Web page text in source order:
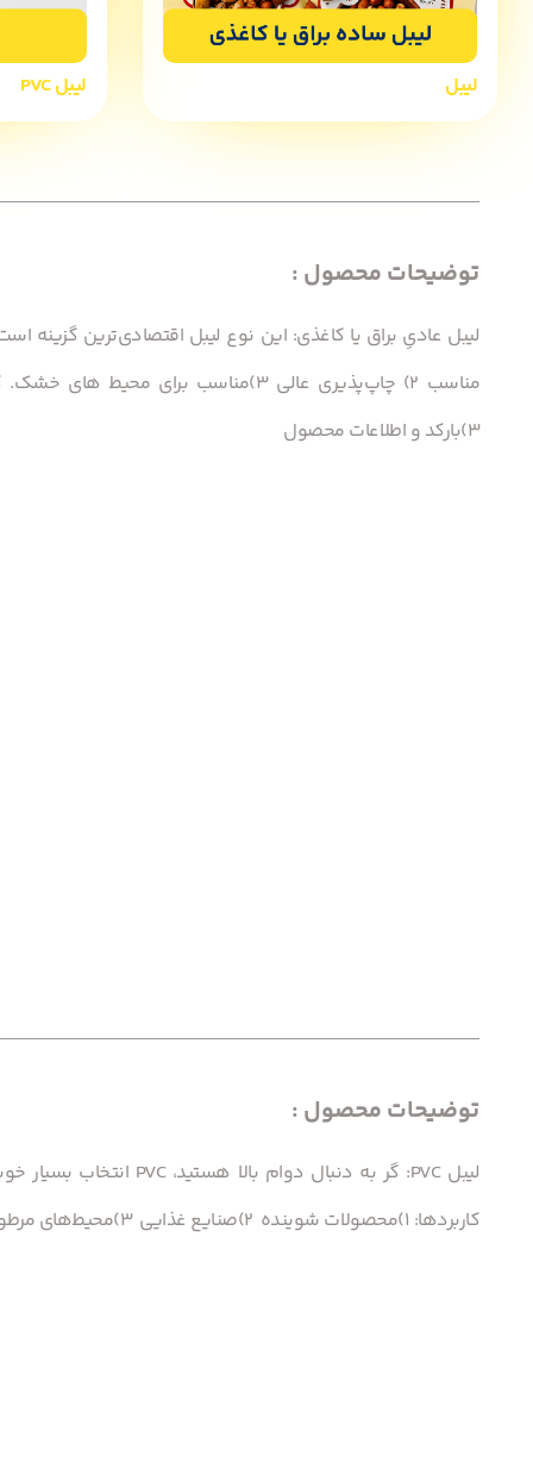
لیبل لیبل PVC
توضیحات محصول :
3)بارکد و اطلاعات محصول
توضیحات محصول :
کاربردها: 1)محصولات شوینده 2)صنایع غذایی 3)محیط‌های مرطوب